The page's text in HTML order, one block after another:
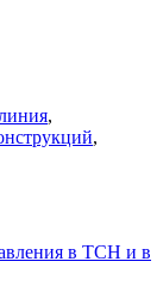
,
,
в ТСН и в